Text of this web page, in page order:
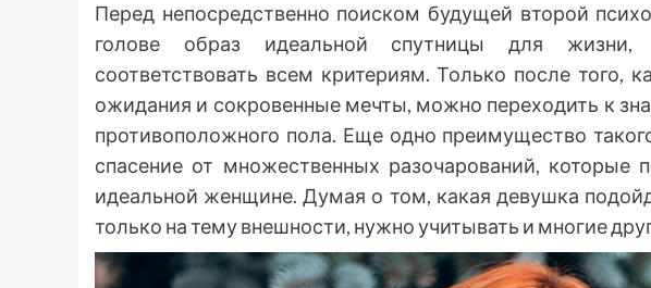
Перед непосредственно поиском будущей второй
голове образ идеальной спутницы для жизни,
соответствовать всем критериям. Только после того,
ожидания и сокровенные мечты, можно переходить к
противоположного пола. Еще одно преимущество
спасение от множественных разочарований, которые
идеальной женщине. Думая о том, какая девушка
только на тему внешности, нужно учитывать и многие